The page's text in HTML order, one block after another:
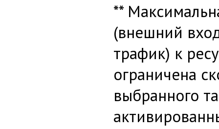
**
(внешний
трафик) к
ограничена
выбранного